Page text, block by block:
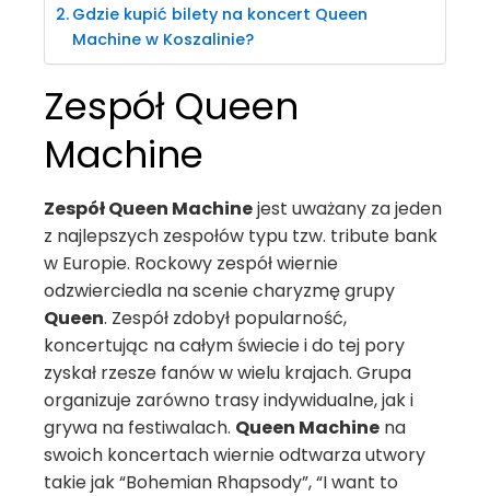
Gdzie kupić bilety na koncert Queen
Machine w Koszalinie?
Zespół Queen
Machine
Zespół Queen Machinejest uważany za jeden
z najlepszych zespołów typu tzw. tribute bank
w Europie. Rockowy zespół wiernie
odzwierciedla na scenie charyzmę grupy
Queen. Zespół zdobył popularność,
koncertując na całym świecie i do tej pory
zyskał rzesze fanów w wielu krajach. Grupa
organizuje zarówno trasy indywidualne, jak i
grywa na festiwalach. Queen Machine na
swoich koncertach wiernie odtwarza utwory
takie jak “Bohemian Rhapsody”, “I want to